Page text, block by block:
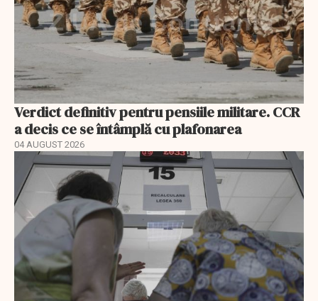
Verdict definitiv pentru pensiile militare. CCR
a decis ce se întâmplă cu plafonarea
04 AUGUST 2026